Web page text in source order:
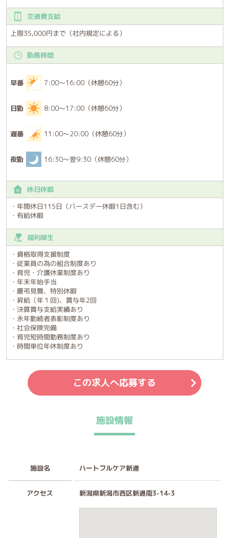
交通費支給
上限35,000円まで（社内規定による）
勤務時間
早番 7:00～16:00（休憩60分）
日勤 8:00～17:00（休憩60分）
遅番 11:00～20:00（休憩60分）
夜勤 16:30～翌9:30（休憩60分）
休日休暇
・年間休日115日（バースデー休暇1日含む）
・有給休暇
福利厚生
・資格取得支援制度
・従業員の為の組合制度あり
・育児・介護休業制度あり
・年末年始手当
・慶弔見舞、特別休暇
・昇給（年１回)、賞与年2回
・決算賞与支給実績あり
・永年勤続者表彰制度あり
・社会保険完備
・育児短時間勤務制度あり
・時間単位年休制度あり
この求人へ応募する
施設情報
施設名 ハートフルケア新通
アクセス 新潟県新潟市西区新通南3-14-3